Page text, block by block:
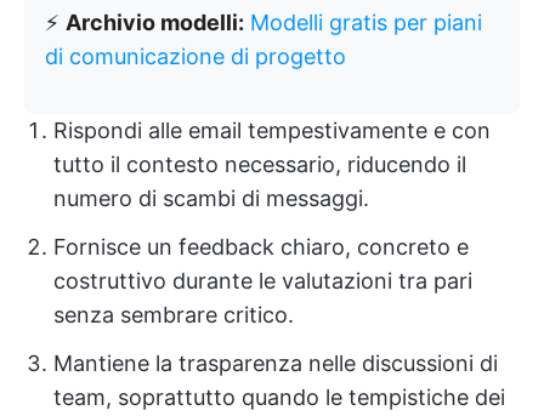
⚡️ Archivio modelli: Modelli gratis per piani
di comunicazione di progetto
Rispondi alle email tempestivamente e con
tutto il contesto necessario, riducendo il
numero di scambi di messaggi.
Fornisce un feedback chiaro, concreto e
costruttivo durante le valutazioni tra pari
senza sembrare critico.
Mantiene la trasparenza nelle discussioni di
team, soprattutto quando le tempistiche dei